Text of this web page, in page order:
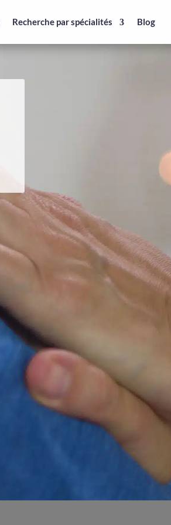
Recherche par spécialités Blog